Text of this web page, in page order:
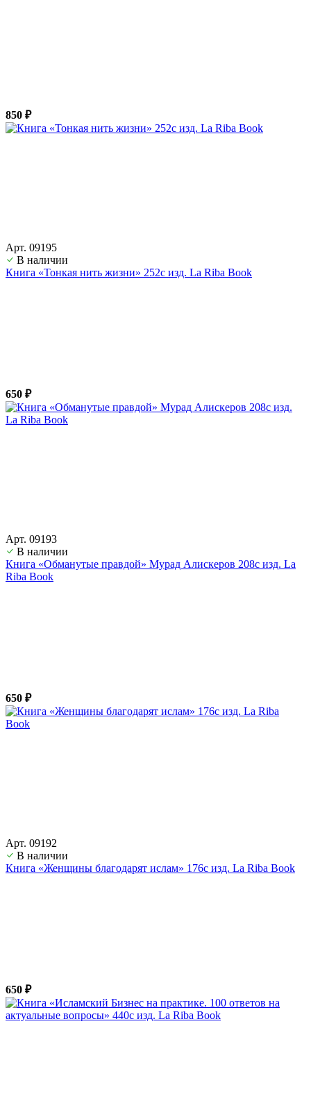
850 ₽
Арт. 09195
В наличии
Книга «Тонкая нить жизни» 252с изд. La Riba Book
650 ₽
Арт. 09193
В наличии
Книга «Обманутые правдой» Мурад Алискеров 208с изд. La
Riba Book
650 ₽
Арт. 09192
В наличии
Книга «Женщины благодарят ислам» 176с изд. La Riba Book
650 ₽